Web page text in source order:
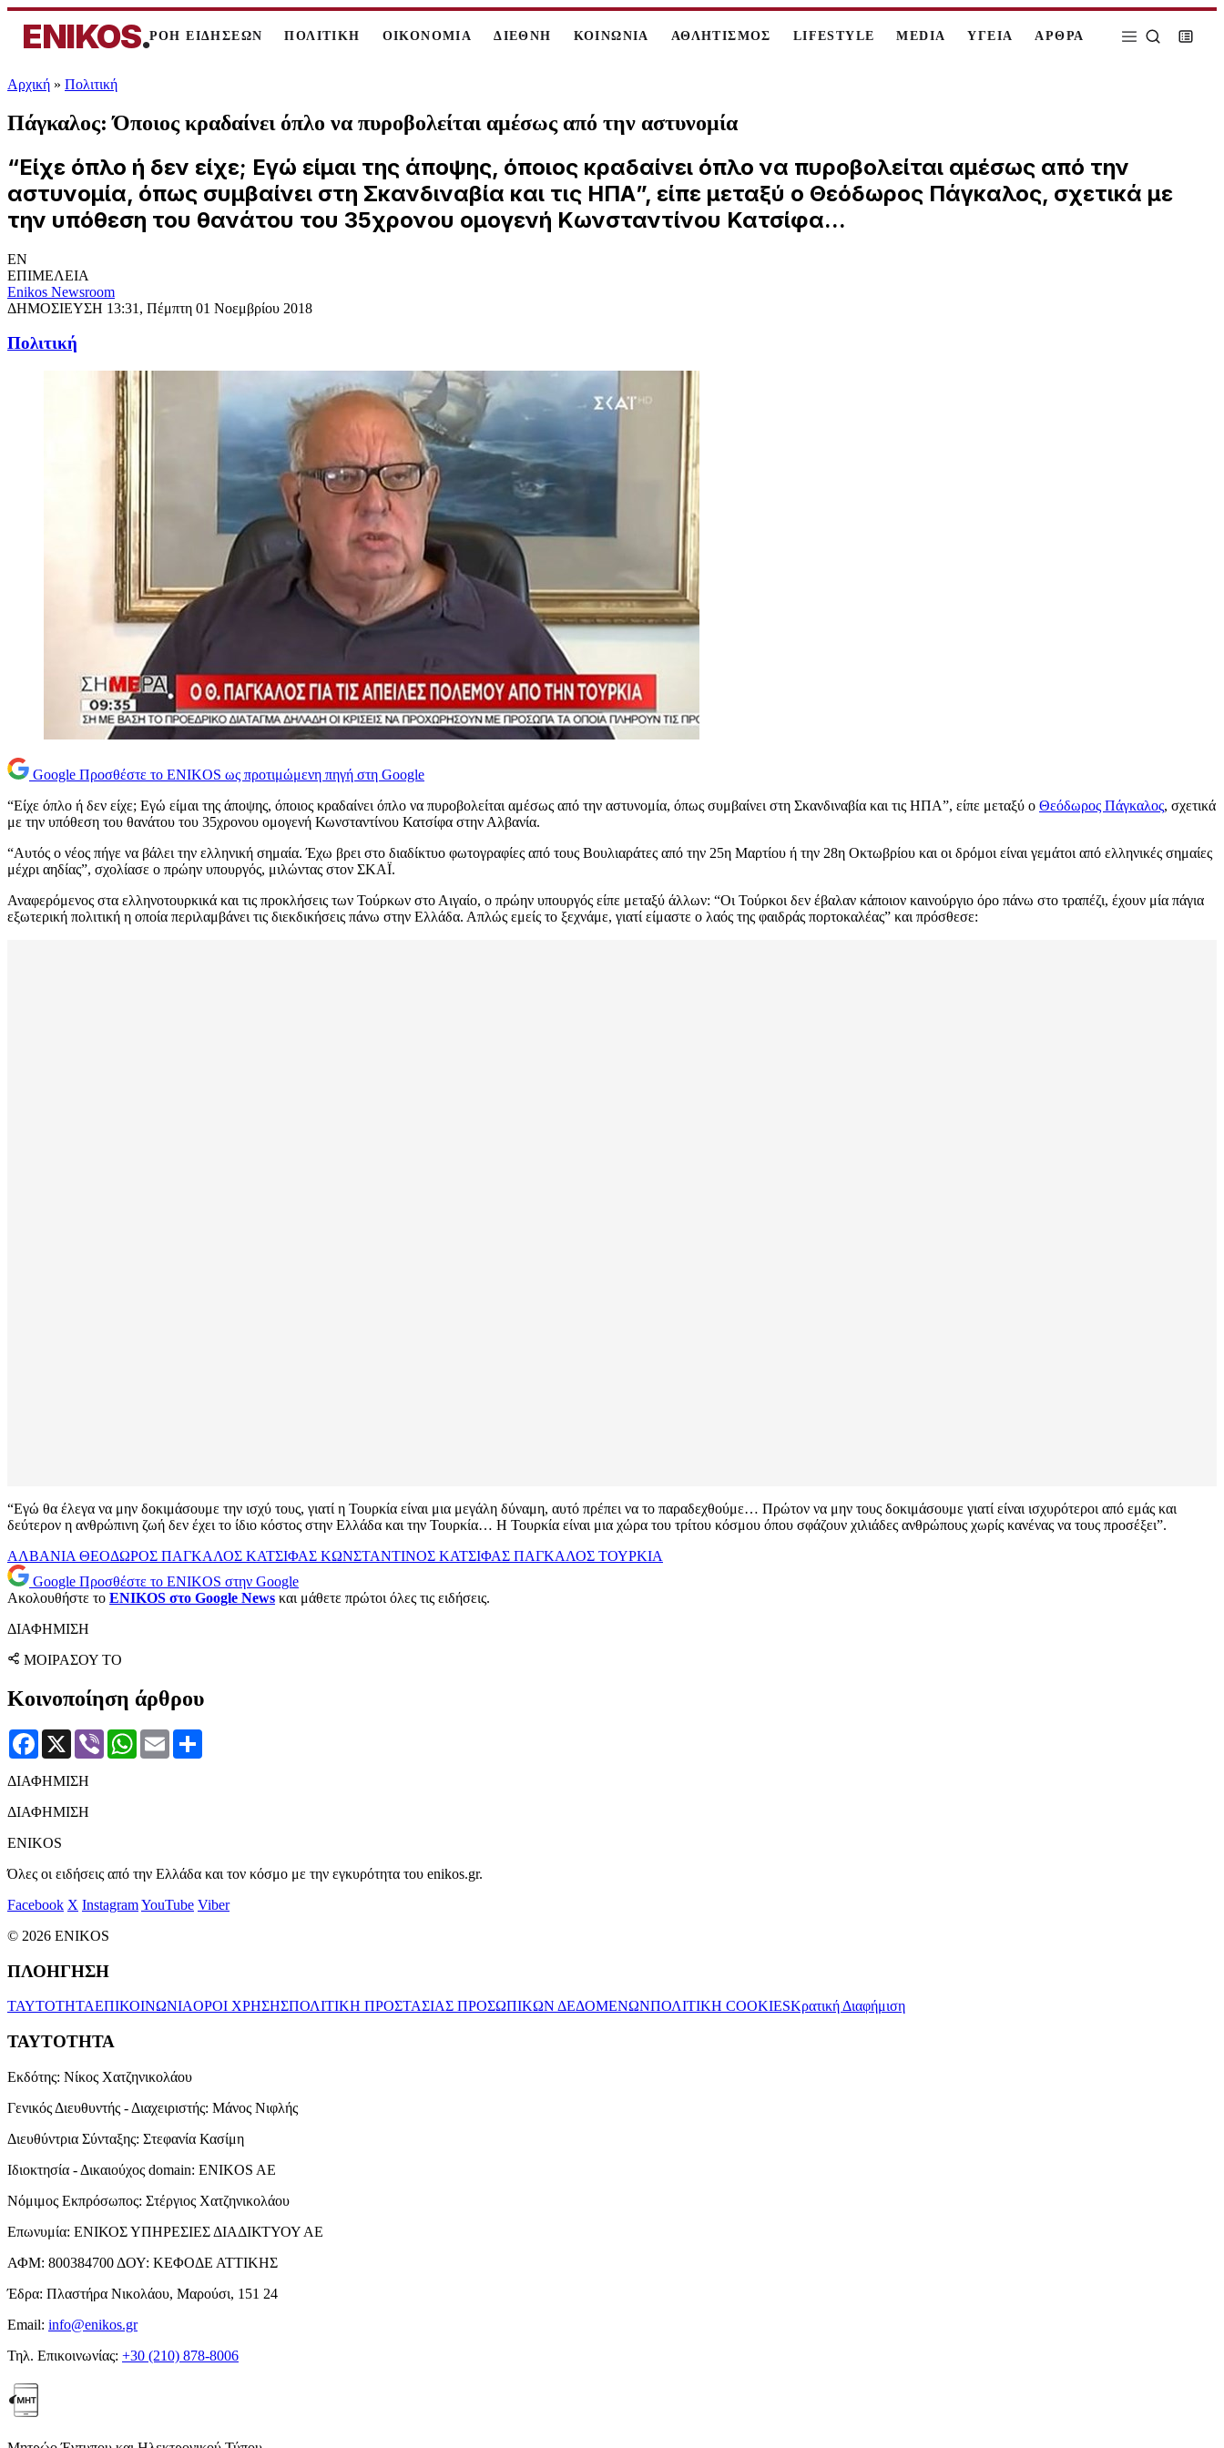
ENIKOS.ΡΟΗ ΕΙΔΗΣΕΩΝ ΠΟΛΙΤΙΚΗ ΟΙΚΟΝΟΜΙΑ ΔΙΕΘΝΗ ΚΟΙΝΩΝΙΑ ΑΘΛΗΤΙΣΜΟΣ LIFESTYLE MEDIA ΥΓΕΙΑ ΑΡΘΡΑ
Αρχική » Πολιτική
Πάγκαλος: Όποιος κραδαίνει όπλο να πυροβολείται αμέσως από την αστυνομία
“Είχε όπλο ή δεν είχε; Εγώ είμαι της άποψης, όποιος κραδαίνει όπλο να πυροβολείται αμέσως από την
αστυνομία, όπως συμβαίνει στη Σκανδιναβία και τις ΗΠΑ”, είπε μεταξύ ο Θεόδωρος Πάγκαλος, σχετικά με
την υπόθεση του θανάτου του 35χρονου ομογενή Κωνσταντίνου Κατσίφα...
EN
ΕΠΙΜΕΛΕΙΑ
Enikos Newsroom
ΔΗΜΟΣΙΕΥΣΗ 13:31, Πέμπτη 01 Νοεμβρίου 2018
Πολιτική
Google Προσθέστε το ENIKOS ως προτιμώμενη πηγή στη Google
“Είχε όπλο ή δεν είχε; Εγώ είμαι της άποψης, όποιος κραδαίνει όπλο να πυροβολείται αμέσως από την αστυνομία, όπως συμβαίνει στη Σκανδιναβία και τις ΗΠΑ”, είπε μεταξύ ο Θεόδωρος Πάγκαλος, σχετικά
με την υπόθεση του θανάτου του 35χρονου ομογενή Κωνσταντίνου Κατσίφα στην Αλβανία.
“Αυτός ο νέος πήγε να βάλει την ελληνική σημαία. Έχω βρει στο διαδίκτυο φωτογραφίες από τους Βουλιαράτες από την 25η Μαρτίου ή την 28η Οκτωβρίου και οι δρόμοι είναι γεμάτοι από ελληνικές σημαίες
μέχρι αηδίας”, σχολίασε ο πρώην υπουργός, μιλώντας στον ΣΚΑΪ.
Αναφερόμενος στα ελληνοτουρκικά και τις προκλήσεις των Τούρκων στο Αιγαίο, ο πρώην υπουργός είπε μεταξύ άλλων: “Οι Τούρκοι δεν έβαλαν κάποιον καινούργιο όρο πάνω στο τραπέζι, έχουν μία πάγια
εξωτερική πολιτική η οποία περιλαμβάνει τις διεκδικήσεις πάνω στην Ελλάδα. Απλώς εμείς το ξεχνάμε, γιατί είμαστε ο λαός της φαιδράς πορτοκαλέας” και πρόσθεσε:
“Εγώ θα έλεγα να μην δοκιμάσουμε την ισχύ τους, γιατί η Τουρκία είναι μια μεγάλη δύναμη, αυτό πρέπει να το παραδεχθούμε… Πρώτον να μην τους δοκιμάσουμε γιατί είναι ισχυρότεροι από εμάς και
δεύτερον η ανθρώπινη ζωή δεν έχει το ίδιο κόστος στην Ελλάδα και την Τουρκία… Η Τουρκία είναι μια χώρα του τρίτου κόσμου όπου σφάζουν χιλιάδες ανθρώπους χωρίς κανένας να τους προσέξει”.
ΑΛΒΑΝΙΑ ΘΕΟΔΩΡΟΣ ΠΑΓΚΑΛΟΣ ΚΑΤΣΙΦΑΣ ΚΩΝΣΤΑΝΤΙΝΟΣ ΚΑΤΣΙΦΑΣ ΠΑΓΚΑΛΟΣ ΤΟΥΡΚΙΑ
Google Προσθέστε το ENIKOS στην Google
Ακολουθήστε το ENIKOS στο Google News και μάθετε πρώτοι όλες τις ειδήσεις.
ΔΙΑΦΗΜΙΣΗ
ΜΟΙΡΑΣΟΥ ΤΟ
Κοινοποίηση άρθρου
Facebook
X Viber WhatsApp
Email
ΔΙΑΦΗΜΙΣΗ
ΔΙΑΦΗΜΙΣΗ
ENIKOS
Όλες οι ειδήσεις από την Ελλάδα και τον κόσμο με την εγκυρότητα του enikos.gr.
Facebook X InstagramYouTube Viber
© 2026 ENIKOS
ΠΛΟΗΓΗΣΗ
ΤΑΥΤΟΤΗΤΑΕΠΙΚΟΙΝΩΝΙΑΟΡΟΙ ΧΡΗΣΗΣΠΟΛΙΤΙΚΗ ΠΡΟΣΤΑΣΙΑΣ ΠΡΟΣΩΠΙΚΩΝ ΔΕΔΟΜΕΝΩΝΠΟΛΙΤΙΚΗ COOKIESΚρατική Διαφήμιση
ΤΑΥΤΟΤΗΤΑ
Εκδότης: Νίκος Χατζηνικολάου
Γενικός Διευθυντής - Διαχειριστής: Μάνος Νιφλής
Διευθύντρια Σύνταξης: Στεφανία Κασίμη
Ιδιοκτησία - Δικαιούχος domain: ENIKOS AE
Νόμιμος Εκπρόσωπος: Στέργιος Χατζηνικολάου
Επωνυμία: ΕΝΙΚΟΣ ΥΠΗΡΕΣΙΕΣ ΔΙΑΔΙΚΤΥΟΥ ΑΕ
ΑΦΜ: 800384700 ΔΟΥ: ΚΕΦΟΔΕ ΑΤΤΙΚΗΣ
Έδρα: Πλαστήρα Νικολάου, Μαρούσι, 151 24
Email: info@enikos.gr
Τηλ. Επικοινωνίας: +30 (210) 878-8006